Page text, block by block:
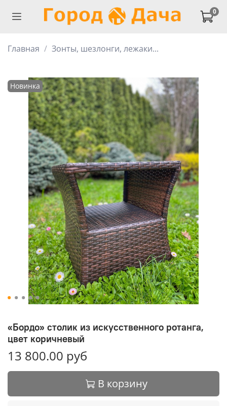
0
Главная Зонты, шезлонги, лежаки...
Новинка
«Бордо» столик из искусственного ротанга,
цвет коричневый
13 800.00 руб
В корзину